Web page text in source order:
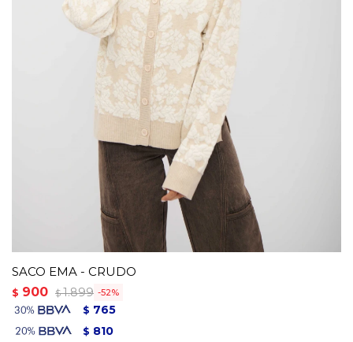
SACO EMA - CRUDO
$ 900 $ 1.899 52
$ 765
$ 810